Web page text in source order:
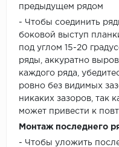
предыдущем рядом
- Чтобы соединить
боковой выступ
под углом 15-20
ряды, аккуратно
каждого ряда,
ровно без видимых
никаких зазоров, так
может привести к
Монтаж последнего
- Чтобы уложить